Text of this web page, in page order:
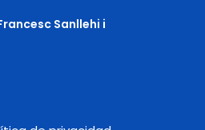
Sanllehi i